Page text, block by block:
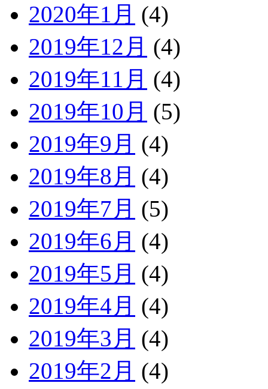
2020年1月 (4)
2019年12月 (4)
2019年11月 (4)
2019年10月 (5)
2019年9月 (4)
2019年8月 (4)
2019年7月 (5)
2019年6月 (4)
2019年5月 (4)
2019年4月 (4)
2019年3月 (4)
2019年2月 (4)